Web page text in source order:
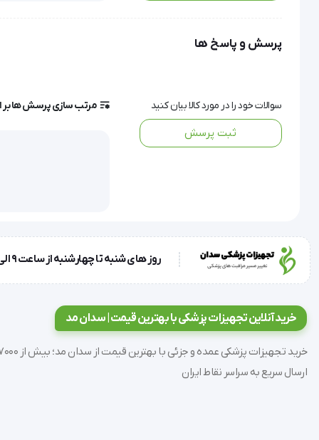
استفاده از لنز لوپ عاجدار در اعمالی مانند جراحی شبکیه،
این ویژگی، این محصول را به انتخابی ایده‌آل برای جراحانی
کاربرد: مناسب برای جراحی‌های دقیق چشمی
دسته: سبک، خوش‌دست و قابل استریل
با انتخاب و خرید لنز لوپ عاجدار با کیفیت بالا، می‌توانید
می‌شوند.
پرسش و پاسخ ها
سوالات خود را در مورد کالا بیان کنید
ثبت پرسش
مرتب سازی پرسش ها
روز های شنبه تا چهارشنبه از ساعت 9 الی 17 و روز پنجشنبه ساعت 9 الی 13
خرید آنلاین تجهیزات پزشکی با بهترین قیمت | سدان مد
ارسال سریع به سراسر نقاط ایران